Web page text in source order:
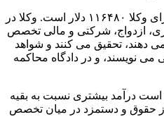
متوسط ​​حقوق سالانه در کانادا برای وکلا ۱۱۶۴۸۰ دلار است. وکلا در
ازدواج، شرکتی و مالی تخصص
دهند، تحقیق می کنند و شواهد
نویسند، و در دادگاه محاکمه
درآمد بیشتری نسبت به بقیه
از حقوق و دستمزد در میان تخصص